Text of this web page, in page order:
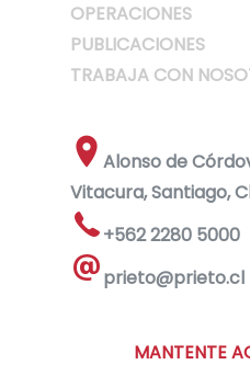
OPERACIONES
PUBLICACIONES
TRABAJA CON
Alonso de
Vitacura, Santiago,
+562 2280 5000
prieto@prieto.cl
MANTENTE